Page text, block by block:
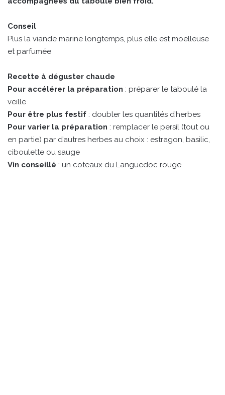
Conseil
Plus la viande marine longtemps, plus elle est moelleuse
et parfumée
Recette à déguster chaude
Pour accélérer la préparation : préparer le taboulé la
veille
Pour être plus festif : doubler les quantités d’herbes
Pour varier la préparation : remplacer le persil (tout ou
en partie) par d’autres herbes au choix : estragon, basilic,
ciboulette ou sauge
Vin conseillé : un coteaux du Languedoc rouge